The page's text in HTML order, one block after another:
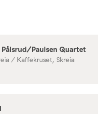
Paulsen Quartet
/ Kaffekruset, Skreia